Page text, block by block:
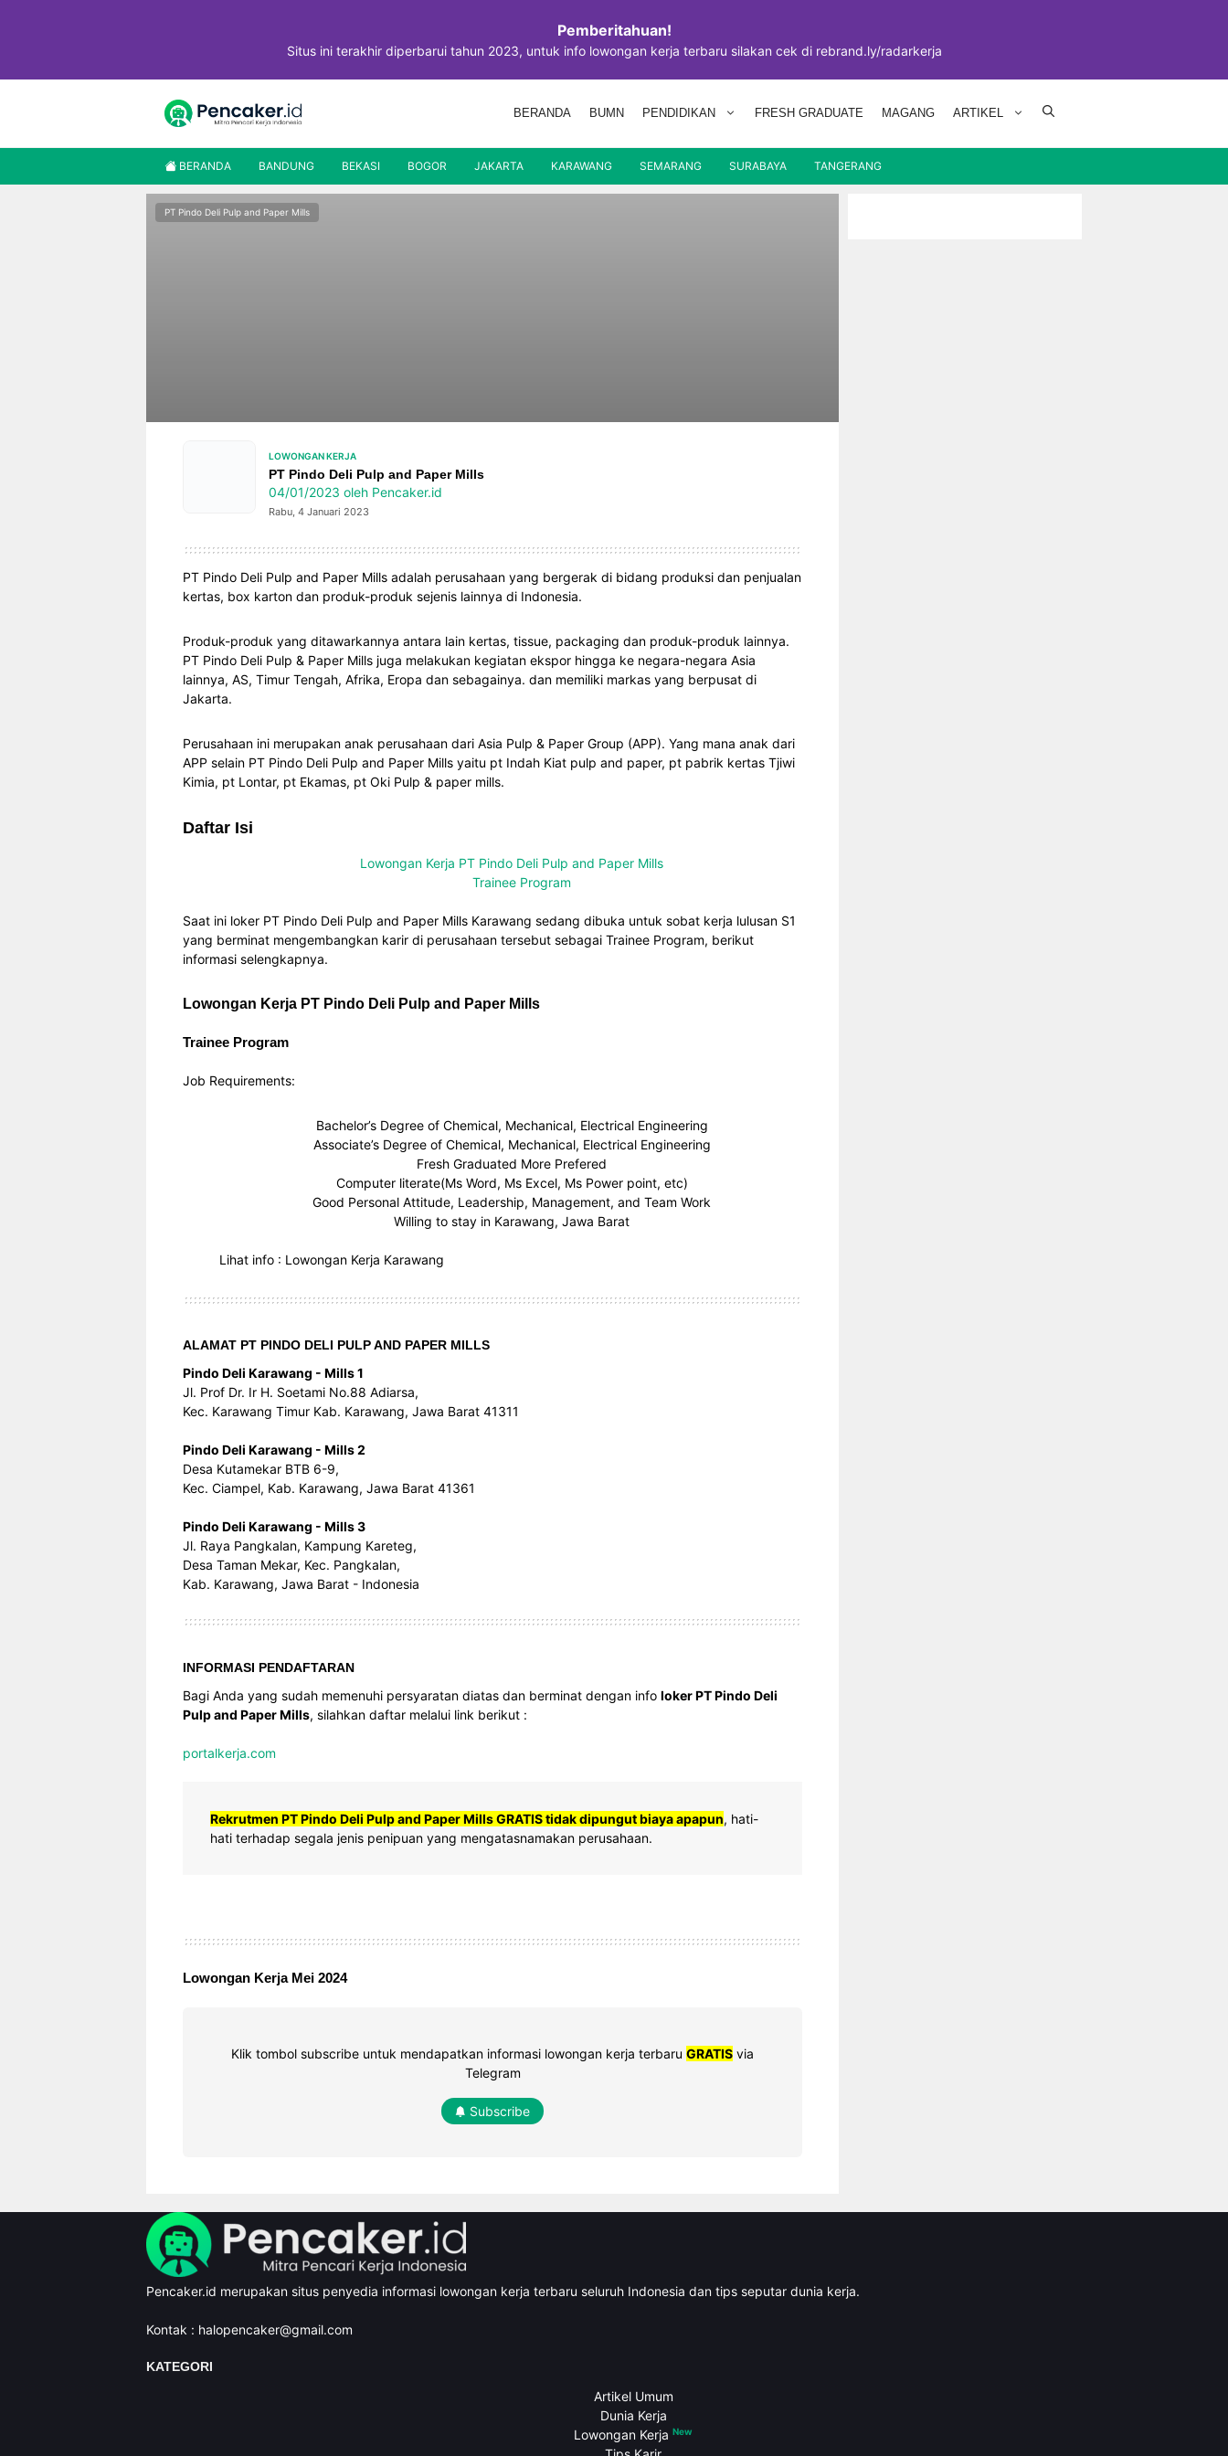
Pemberitahuan!
Situs ini terakhir diperbarui tahun 2023, untuk info lowongan kerja terbaru silakan cek di rebrand.ly/radarkerja
BERANDA BUMN PENDIDIKAN FRESH GRADUATE MAGANG ARTIKEL
BERANDA BANDUNG BEKASI BOGOR JAKARTA KARAWANG SEMARANG SURABAYA TANGERANG
PT Pindo Deli Pulp and Paper Mills
LOWONGAN KERJA
PT Pindo Deli Pulp and Paper Mills
04/01/2023 oleh Pencaker.id
Rabu, 4 Januari 2023
PT Pindo Deli Pulp and Paper Mills adalah perusahaan yang bergerak di bidang produksi dan penjualan
kertas, box karton dan produk-produk sejenis lainnya di Indonesia.
Produk-produk yang ditawarkannya antara lain kertas, tissue, packaging dan produk-produk lainnya.
PT Pindo Deli Pulp & Paper Mills juga melakukan kegiatan ekspor hingga ke negara-negara Asia
lainnya, AS, Timur Tengah, Afrika, Eropa dan sebagainya. dan memiliki markas yang berpusat di
Jakarta.
Perusahaan ini merupakan anak perusahaan dari Asia Pulp & Paper Group (APP). Yang mana anak dari
APP selain PT Pindo Deli Pulp and Paper Mills yaitu pt Indah Kiat pulp and paper, pt pabrik kertas Tjiwi
Kimia, pt Lontar, pt Ekamas, pt Oki Pulp & paper mills.
Daftar Isi
Lowongan Kerja PT Pindo Deli Pulp and Paper Mills
Trainee Program
Saat ini loker PT Pindo Deli Pulp and Paper Mills Karawang sedang dibuka untuk sobat kerja lulusan S1
yang berminat mengembangkan karir di perusahaan tersebut sebagai Trainee Program, berikut
informasi selengkapnya.
Lowongan Kerja PT Pindo Deli Pulp and Paper Mills
Trainee Program
Job Requirements:
Bachelor’s Degree of Chemical, Mechanical, Electrical Engineering
Associate’s Degree of Chemical, Mechanical, Electrical Engineering
Fresh Graduated More Prefered
Computer literate(Ms Word, Ms Excel, Ms Power point, etc)
Good Personal Attitude, Leadership, Management, and Team Work
Willing to stay in Karawang, Jawa Barat
Lihat info : Lowongan Kerja Karawang
ALAMAT PT PINDO DELI PULP AND PAPER MILLS
Pindo Deli Karawang - Mills 1
Jl. Prof Dr. Ir H. Soetami No.88 Adiarsa,
Kec. Karawang Timur Kab. Karawang, Jawa Barat 41311
Pindo Deli Karawang - Mills 2
Desa Kutamekar BTB 6-9,
Kec. Ciampel, Kab. Karawang, Jawa Barat 41361
Pindo Deli Karawang - Mills 3
Jl. Raya Pangkalan, Kampung Kareteg,
Desa Taman Mekar, Kec. Pangkalan,
Kab. Karawang, Jawa Barat - Indonesia
INFORMASI PENDAFTARAN
Bagi Anda yang sudah memenuhi persyaratan diatas dan berminat dengan info loker PT Pindo Deli
Pulp and Paper Mills, silahkan daftar melalui link berikut :
portalkerja.com
Rekrutmen PT Pindo Deli Pulp and Paper Mills GRATIS tidak dipungut biaya apapun, hati-
hati terhadap segala jenis penipuan yang mengatasnamakan perusahaan.
Lowongan Kerja Mei 2024
Klik tombol subscribe untuk mendapatkan informasi lowongan kerja terbaru GRATIS via
Telegram
Subscribe
Pencaker.id merupakan situs penyedia informasi lowongan kerja terbaru seluruh Indonesia dan tips seputar dunia kerja.
Kontak : halopencaker@gmail.com
KATEGORI
Artikel Umum
Dunia Kerja
Lowongan Kerja New